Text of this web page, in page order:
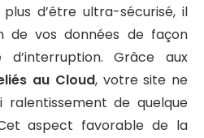
d’être ultra-sécurisé, il
de vos données de façon
d’interruption. Grâce aux
au Cloud, votre site ne
de quelque
aspect favorable de la